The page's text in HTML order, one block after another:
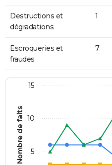
Destructions et
dégradations
1
Escroqueries et
fraudes
7
Nombre de faits 5
10
15